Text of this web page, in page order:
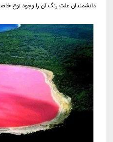
دانشمندان علت رنگ آن را وجود نوع